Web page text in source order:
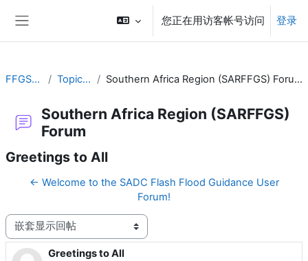
您正在用访客帐号访问 登录
FFGS-F Topic 2 Southern Africa Region (SARFFGS) Forum
Southern Africa Region (SARFFGS)
Forum
Greetings to All
← Welcome to the SADC Flash Flood Guidance User
Forum!
显示模式
Greetings to All
回帖数：0